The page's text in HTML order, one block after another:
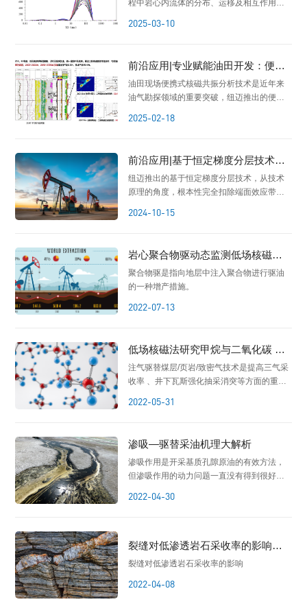
程中岩心内流体的分布、运移及相互作用，
2025-03-10
前沿应用|专业赋能油田开发：便携
核磁现场应用的卓越表现
油田现场便携式核磁共振分析技术是近年来
油气勘探领域的重要突破，纽迈推出的便携
2025-02-18
前沿应用|基于恒定梯度分层技术扣
除端面效应的驱替效果评价
纽迈推出的基于恒定梯度分层技术，从技术
原理的角度，根本性完全扣除端面效应带来
2024-10-15
岩心聚合物驱动态监测低场核磁技
术
聚合物驱是指向地层中注入聚合物进行驱油
的一种增产措施。
2022-07-13
低场核磁法研究甲烷与二氧化碳 氮
气竞争吸附
注气驱替煤层/页岩/致密气技术是提高三气采
收率 、井下瓦斯强化抽采消突等方面的重要
2022-05-31
渗吸—驱替采油机理大解析
渗吸作用是开采基质孔隙原油的有效方法，
但渗吸作用的动力问题一直没有得到很好的
2022-04-30
裂缝对低渗透岩石采收率的影响
——低场核磁共振研究
裂缝对低渗透岩石采收率的影响
2022-04-08